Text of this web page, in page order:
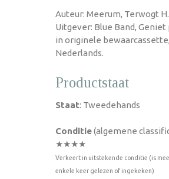
Auteur: Meerum, Terwogt
Uitgever: Blue Band,
in originele bewaarcassette,
Nederlands.
Productstaat
Staat: Tweedehands
Conditie(algemene
★★★★
Verkeert in uitstekende conditie (is
enkele keer gelezen of ingekeken)